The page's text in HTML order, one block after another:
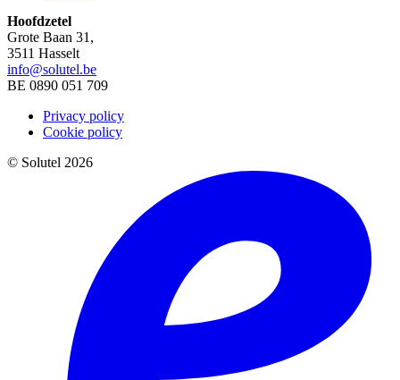
Hoofdzetel
Grote Baan 31,
3511 Hasselt
info@solutel.be
BE 0890 051 709
Privacy policy
Cookie policy
© Solutel 2026